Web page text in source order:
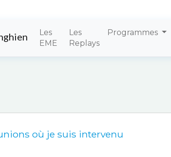
Les
EME
Les
Replays
Programmes
où je suis intervenu